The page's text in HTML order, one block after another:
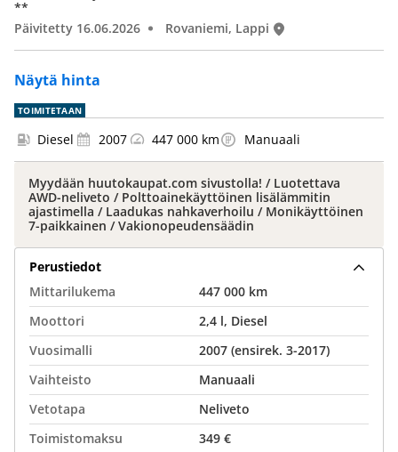
Näytä hinta
**
Päivitetty 16.06.2026
Rovaniemi, Lappi
TOIMITETAAN
Diesel 2007 447 000 km Manuaali
Myydään huutokaupat.com sivustolla! / Luotettava
AWD-neliveto / Polttoainekäyttöinen lisälämmitin
ajastimella / Laadukas nahkaverhoilu / Monikäyttöinen
7-paikkainen / Vakionopeudensäädin
Perustiedot
Mittarilukema
447 000 km
Moottori
2,4 l, Diesel
Vuosimalli
2007 (ensirek. 3-2017)
Vaihteisto
Manuaali
Vetotapa
Neliveto
Toimistomaksu
349 €